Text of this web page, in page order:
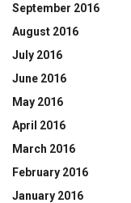
September 2016
August 2016
July 2016
June 2016
May 2016
April 2016
March 2016
February 2016
January 2016